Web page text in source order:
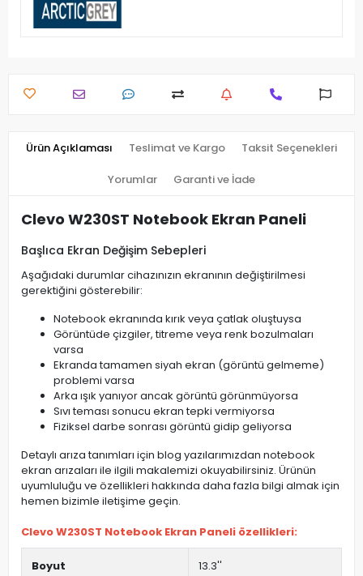
Ürün Açıklaması Teslimat ve Kargo Taksit Seçenekleri
Yorumlar Garanti ve İade
Clevo W230ST Notebook Ekran Paneli
Başlıca Ekran Değişim Sebepleri
Aşağıdaki durumlar cihazınızın ekranının değiştirilmesi
gerektiğini gösterebilir:
Notebook ekranında kırık veya çatlak oluştuysa
Görüntüde çizgiler, titreme veya renk bozulmaları
varsa
Ekranda tamamen siyah ekran (görüntü gelmeme)
problemi varsa
Arka ışık yanıyor ancak görüntü görünmüyorsa
Sıvı teması sonucu ekran tepki vermiyorsa
Fiziksel darbe sonrası görüntü gidip geliyorsa
Detaylı arıza tanımları için blog yazılarımızdan notebook
ekran arızaları ile ilgili makalemizi okuyabilirsiniz. Ürünün
uyumluluğu ve özellikleri hakkında daha fazla bilgi almak için
hemen bizimle iletişime geçin.
Clevo W230ST Notebook Ekran Paneli özellikleri:
Boyut 13.3''